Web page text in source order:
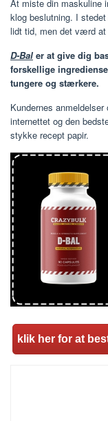
At miste din maskuline
klog beslutning. I
lidt tid, men det værd at
D-Bal er at give dig
forskellige
tungere og stærkere.
Kundernes
internettet og den
stykke recept papir.
klik her for at